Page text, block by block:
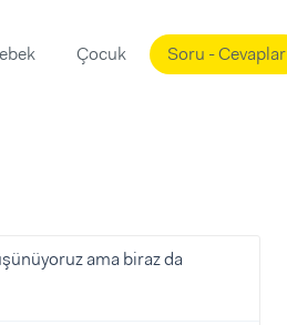
Çocuk Soru - Cevaplar
ama biraz da